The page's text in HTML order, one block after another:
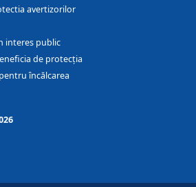
avertizorilor
interes public
de protecția
încălcarea